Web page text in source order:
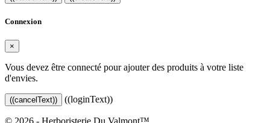
Connexion
×
Vous devez être connecté pour ajouter des produits à votre liste
d'envies.
((cancelText)) ((loginText))
© 2026 - Herboristerie Du Valmont™